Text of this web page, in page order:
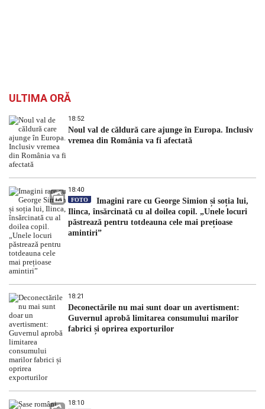
ULTIMA ORĂ
18:52
Noul val de căldură care ajunge în Europa. Inclusiv
vremea din România va fi afectată
18:40
FOTO
Imagini rare cu George Simion și soția lui,
Ilinca, însărcinată cu al doilea copil. „Unele locuri
păstrează pentru totdeauna cele mai prețioase
amintiri”
18:21
Deconectările nu mai sunt doar un avertisment:
Guvernul aprobă limitarea consumului marilor
fabrici și oprirea exporturilor
18:10